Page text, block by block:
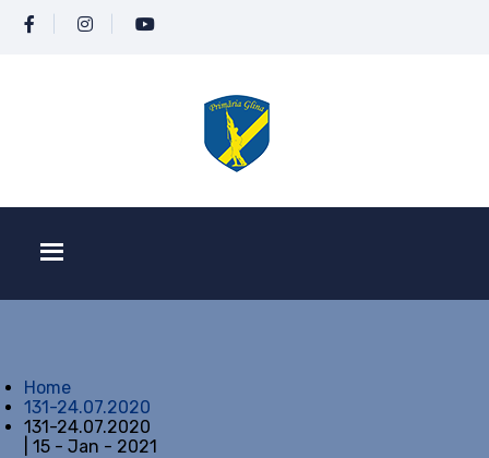
Home
131-24.07.2020
131-24.07.2020
| 15 - Jan - 2021